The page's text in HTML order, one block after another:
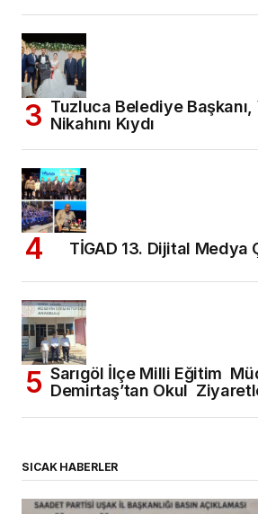
Tuzluca Belediye Başkanı,
Nikahını Kıydı
TİGAD 13. Dijital Medya
Sarıgöl İlçe Milli Eğitim
Demirtaş’tan Okul
SICAK HABERLER